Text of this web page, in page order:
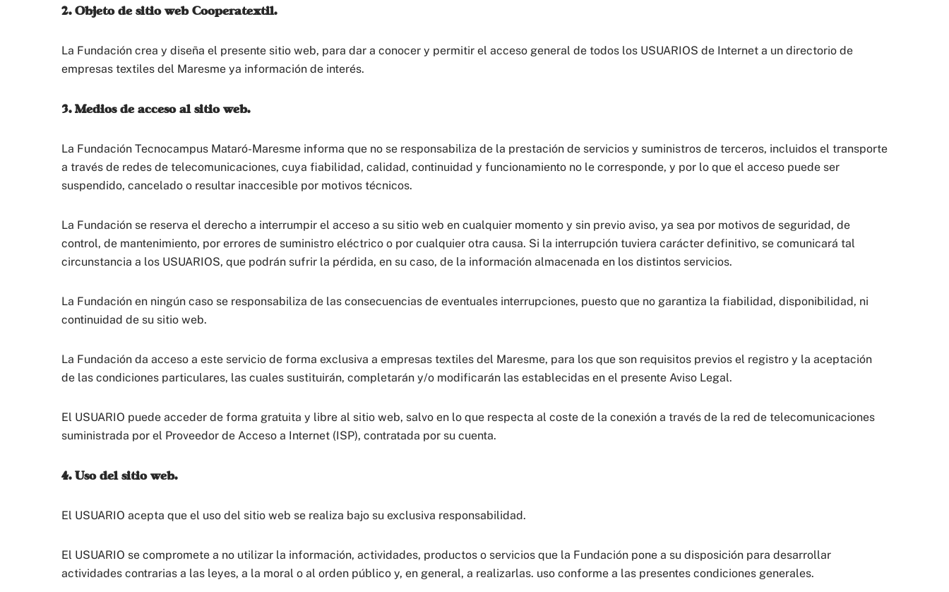
2. Objeto de sitio web Cooperatextil.
La Fundación crea y diseña el presente sitio web, para dar a conocer y permitir el acceso general de todos los USUARIOS de Internet a un directorio de
empresas textiles del Maresme ya información de interés.
3. Medios de acceso al sitio web.
La Fundación Tecnocampus Mataró-Maresme informa que no se responsabiliza de la prestación de servicios y suministros de terceros, incluidos el transporte
a través de redes de telecomunicaciones, cuya fiabilidad, calidad, continuidad y funcionamiento no le corresponde, y por lo que el acceso puede ser
suspendido, cancelado o resultar inaccesible por motivos técnicos.
La Fundación se reserva el derecho a interrumpir el acceso a su sitio web en cualquier momento y sin previo aviso, ya sea por motivos de seguridad, de
control, de mantenimiento, por errores de suministro eléctrico o por cualquier otra causa. Si la interrupción tuviera carácter definitivo, se comunicará tal
circunstancia a los USUARIOS, que podrán sufrir la pérdida, en su caso, de la información almacenada en los distintos servicios.
La Fundación en ningún caso se responsabiliza de las consecuencias de eventuales interrupciones, puesto que no garantiza la fiabilidad, disponibilidad, ni
continuidad de su sitio web.
La Fundación da acceso a este servicio de forma exclusiva a empresas textiles del Maresme, para los que son requisitos previos el registro y la aceptación
de las condiciones particulares, las cuales sustituirán, completarán y/o modificarán las establecidas en el presente Aviso Legal.
El USUARIO puede acceder de forma gratuita y libre al sitio web, salvo en lo que respecta al coste de la conexión a través de la red de telecomunicaciones
suministrada por el Proveedor de Acceso a Internet (ISP), contratada por su cuenta.
4. Uso del sitio web.
El USUARIO acepta que el uso del sitio web se realiza bajo su exclusiva responsabilidad.
El USUARIO se compromete a no utilizar la información, actividades, productos o servicios que la Fundación pone a su disposición para desarrollar
actividades contrarias a las leyes, a la moral o al orden público y, en general, a realizarlas. uso conforme a las presentes condiciones generales.